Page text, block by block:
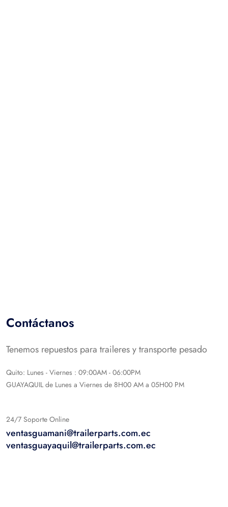
Contáctanos
Tenemos repuestos para traileres y transporte pesado
Quito: Lunes - Viernes : 09:00AM - 06:00PM
GUAYAQUIL de Lunes a Viernes de 8H00 AM a 05H00 PM
24/7 Soporte Online
ventasguamani@trailerparts.com.ec
ventasguayaquil@trailerparts.com.ec